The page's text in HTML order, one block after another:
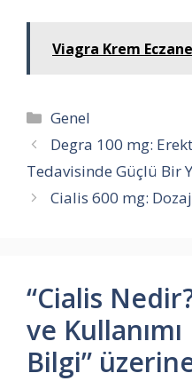
Viagra Krem
Kategoriler
Genel
Degra 100 mg:
Tedavisinde Güçlü Bir
Cialis 600 mg:
“Cialis
ve
Bilgi”